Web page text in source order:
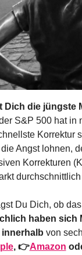
Dich die jüngste
S&P 500 hat in
Korrektur
Angst lohnen,
Korrekturen
haben sich
von
, 👉Amazon